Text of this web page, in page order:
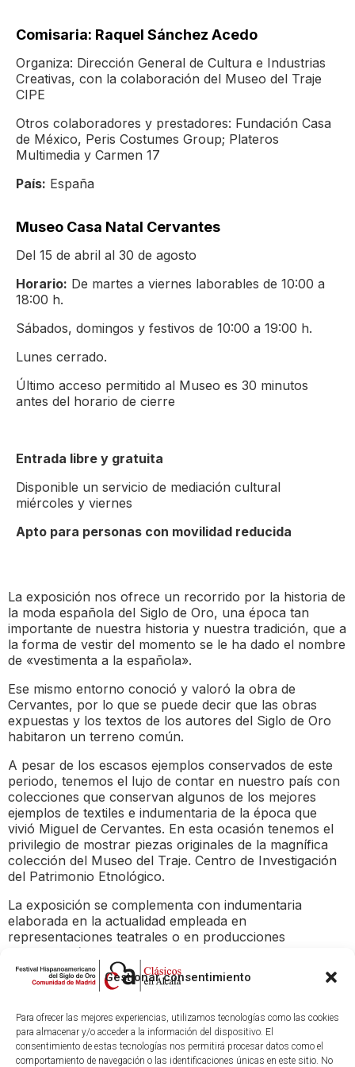
Gestionar consentimiento
Para ofrecer las mejores experiencias, utilizamos tecnologías como las cookies
para almacenar y/o acceder a la información del dispositivo. El
consentimiento de estas tecnologías nos permitirá procesar datos como el
comportamiento de navegación o las identificaciones únicas en este sitio. No
Comisaria: Raquel Sánchez Acedo
Organiza: Dirección General de Cultura e Industrias
Creativas, con la colaboración del Museo del Traje
CIPE
Otros colaboradores y prestadores: Fundación Casa
de México, Peris Costumes Group; Plateros
Multimedia y Carmen 17
País: España
Museo Casa Natal Cervantes
Del 15 de abril al 30 de agosto
Horario: De martes a viernes laborables de 10:00 a
18:00 h.
Sábados, domingos y festivos de 10:00 a 19:00 h.
Lunes cerrado.
Último acceso permitido al Museo es 30 minutos
antes del horario de cierre
Entrada libre y gratuita
Disponible un servicio de mediación cultural
miércoles y viernes
Apto para personas con movilidad reducida
La exposición nos ofrece un recorrido por la historia de
la moda española del Siglo de Oro, una época tan
importante de nuestra historia y nuestra tradición, que a
la forma de vestir del momento se le ha dado el nombre
de «vestimenta a la española».
Ese mismo entorno conoció y valoró la obra de
Cervantes, por lo que se puede decir que las obras
expuestas y los textos de los autores del Siglo de Oro
habitaron un terreno común.
A pesar de los escasos ejemplos conservados de este
periodo, tenemos el lujo de contar en nuestro país con
colecciones que conservan algunos de los mejores
ejemplos de textiles e indumentaria de la época que
vivió Miguel de Cervantes. En esta ocasión tenemos el
privilegio de mostrar piezas originales de la magnífica
colección del Museo del Traje. Centro de Investigación
del Patrimonio Etnológico.
La exposición se complementa con indumentaria
elaborada en la actualidad empleada en
representaciones teatrales o en producciones
cinematográficas como la reciente «El cautivo» de
Alejandro Amenábar. Estas piezas se inspiran, recrean
e interpretan los modelos elaborados en esta época tan
https://museocasanataldecervantes.org/con-capa-y-
espada-la-moda-en-epoca-de-cervantes/